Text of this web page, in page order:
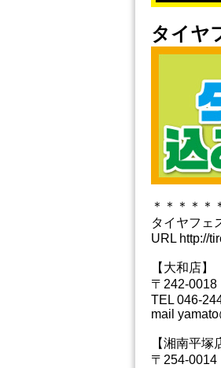
タイヤ
＊＊＊＊＊
タイヤフェ
URL http://
【大和店】
〒242-
TEL 046-
mail
【湘南平塚
〒254-